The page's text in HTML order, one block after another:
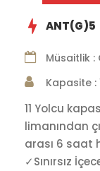
ANT(G)5
Müsaitlik :
Kapasite :
11 Yolcu
limanından
arası 6 saat
✓Sınırsız